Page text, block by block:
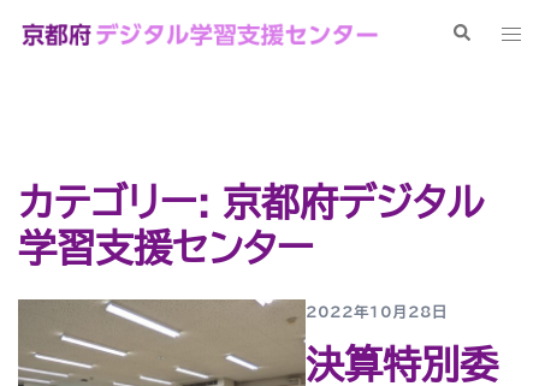
検
ト
カテゴリー: 京都府デジタル
学習支援センター
2022年10月28日
決算特別委